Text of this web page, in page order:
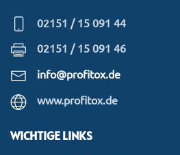
02151 / 15 091 44
02151 / 15 091 46
info@profitox.de
www.profitox.de
WICHTIGE LINKS